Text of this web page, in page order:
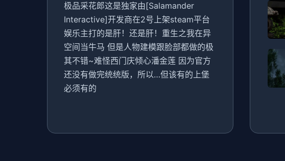
极品采花郎这是独家由[Salamander
Interactive]开发商在2号上架steam平台
娱乐主打的是肝！还是肝！重生之我在异
空间当牛马 但是人物建模跟脸部都做的极
其不错~难怪西门庆倾心潘金莲 因为官方
还没有做完统统版，所以…但该有的上堡
必须有的